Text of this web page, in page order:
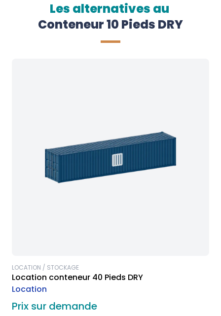
Les alternatives au
Conteneur 10 Pieds DRY
LOCATION / STOCKAGE
Location conteneur 40 Pieds DRY
Location
Prix sur demande